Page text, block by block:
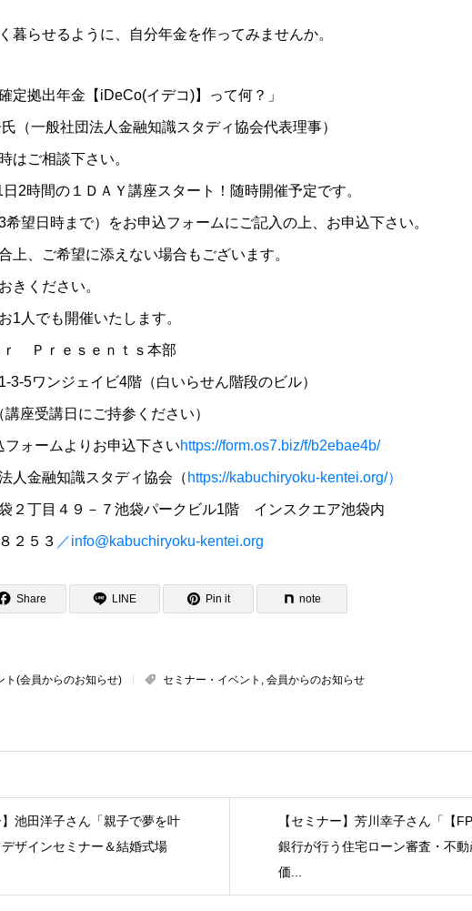
暮らせるように、自分年金を作ってみませんか。
定拠出年金【iDeCo(イデコ)】って何？」
（一般社団法人金融知識スタディ協会代表理事）
ご相談下さい。
時間の１ＤＡＹ講座スタート！随時開催予定です。
希望日時まで）をお申込フォームにご記入の上、お申込下さい。
上、ご希望に添えない場合もございます。
きください。
1人でも開催いたします。
Ｐｒｅｓｅｎｔｓ本部
ワンジェイビ4階（白いらせん階段のビル）
座受講日にご持参ください）
フォームよりお申込下さいhttps://form.os7.biz/f/b2ebae4b/
人金融知識スタディ協会（ https://kabuchiryoku-kentei.org/）
２丁目４９－７池袋パークビル1階 インスクエア池袋内
２５３ ／info@kabuchiryoku-kentei.org
Share LINE Pin it note
ト(会員からのお知らせ) セミナー・イベント , 会員からのお知らせ
】池田洋子さん「親子で夢を叶
ザインセミナー＆結婚式場
【セミナー】芳川幸子さん「【FP
銀行が行う住宅ローン審査・不
価...